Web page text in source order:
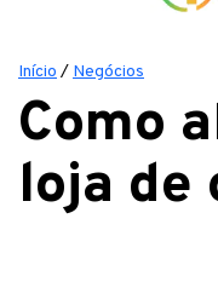
Início / Negócios
Como
loja de